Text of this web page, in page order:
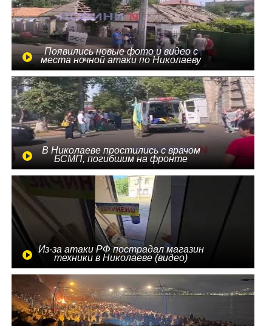
Появились новые фото и видео с
места ночной атаки по Николаеву
В Николаеве простились с врачом
БСМП, погибшим на фронте
Из-за атаки РФ пострадал магазин
техники в Николаеве (видео)